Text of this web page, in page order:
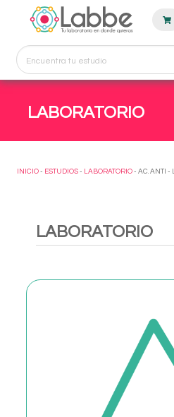
LABORATORIO
INICIO - ESTUDIOS - LABORATORIO - AC. ANTI -
LABORATORIO